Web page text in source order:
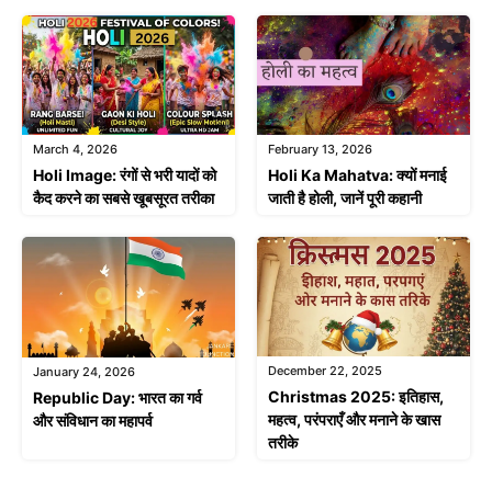
March 4, 2026
Holi Image: रंगों से भरी यादों को
कैद करने का सबसे खूबसूरत तरीका
February 13, 2026
Holi Ka Mahatva: क्यों मनाई
जाती है होली, जानें पूरी कहानी
January 24, 2026
Republic Day: भारत का गर्व
और संविधान का महापर्व
December 22, 2025
Christmas 2025: इतिहास,
महत्व, परंपराएँ और मनाने के खास
तरीके